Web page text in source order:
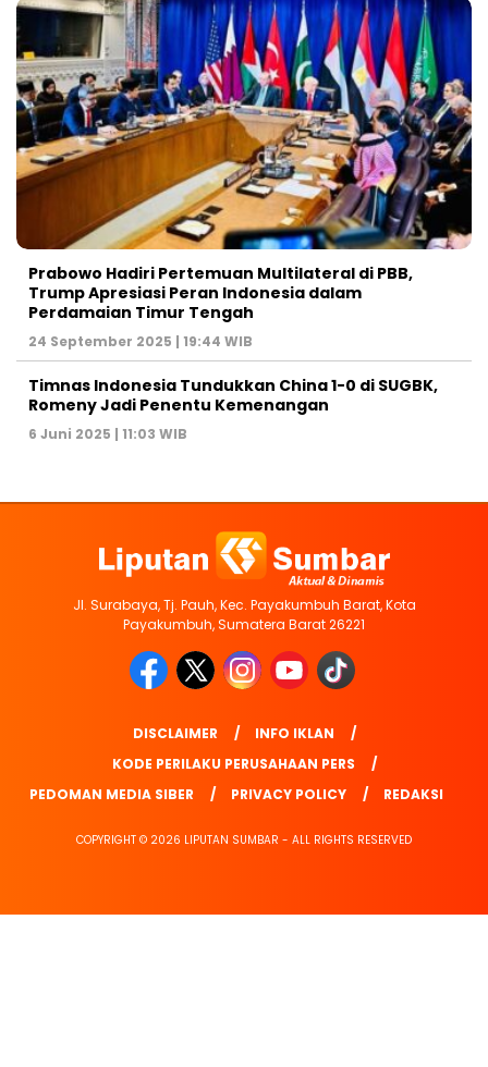
Prabowo Hadiri Pertemuan Multilateral di PBB,
Trump Apresiasi Peran Indonesia dalam
Perdamaian Timur Tengah
24 September 2025 | 19:44 WIB
Timnas Indonesia Tundukkan China 1-0 di SUGBK,
Romeny Jadi Penentu Kemenangan
6 Juni 2025 | 11:03 WIB
Jl. Surabaya, Tj. Pauh, Kec. Payakumbuh Barat, Kota
Payakumbuh, Sumatera Barat 26221
DISCLAIMER
INFO IKLAN
KODE PERILAKU PERUSAHAAN PERS
PEDOMAN MEDIA SIBER
PRIVACY POLICY REDAKSI
COPYRIGHT © 2026 LIPUTAN SUMBAR - ALL RIGHTS RESERVED